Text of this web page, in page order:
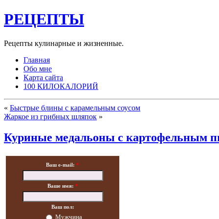
РЕЦЕПТЫ
Рецепты кулинарные и жизненные.
Главная
Обо мне
Карта сайта
100 КИЛОКАЛОРИЙ
« Быстрые блины с карамельным соусом
Жаркое из грибных шляпок »
Куриные медальоны с картофельным
Ваш e-mail: *
Ваше имя: *
Ваш пол:
Мужчина